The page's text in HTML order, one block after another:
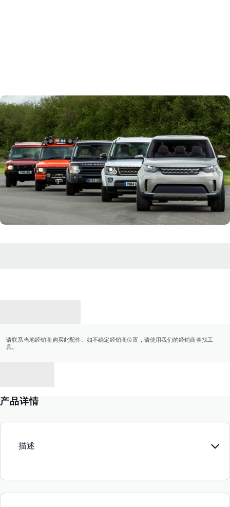
请联系当地经销商购买此配件。如不确定经销商位置，请使用我们的经销商查找工
具。
产品详情
描述